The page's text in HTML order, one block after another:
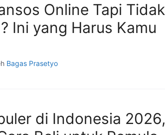
Online Tapi Tidak
Ini yang Harus Kamu
Bagas Prasetyo
di Indonesia 2026,